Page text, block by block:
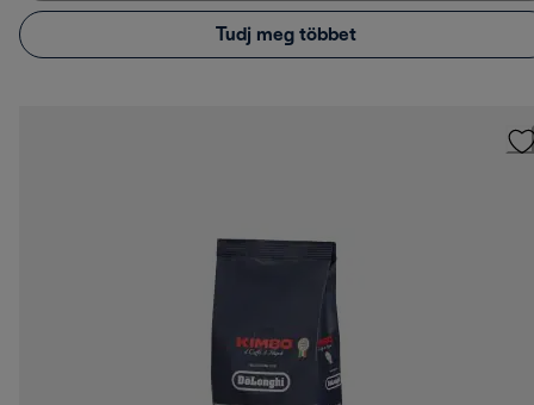
Tudj meg többet